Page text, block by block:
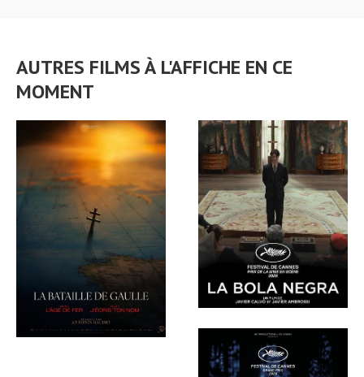
AUTRES FILMS À L'AFFICHE EN CE
MOMENT